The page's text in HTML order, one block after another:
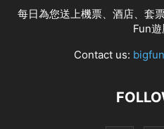
每日為您送上機票、酒店、套
Fun遊
Contact us: